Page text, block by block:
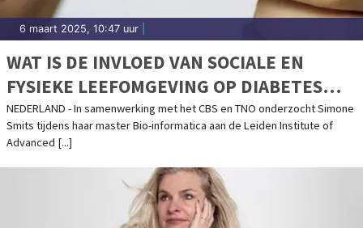
6 maart 2025, 10:47 uur
WAT IS DE INVLOED VAN SOCIALE EN
FYSIEKE LEEFOMGEVING OP DIABETES
TYPE 2?
NEDERLAND - In samenwerking met het CBS en TNO onderzocht Simone
Smits tijdens haar master Bio-informatica aan de Leiden Institute of
Advanced [...]